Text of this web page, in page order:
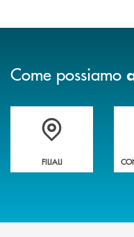
Come possiamo
Trova la filiale più vicina a te
FILIALI